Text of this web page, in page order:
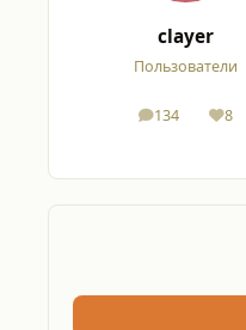
clayer
Пользователи
134
сообщения
8